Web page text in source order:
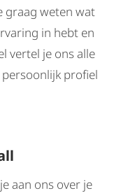
graag weten wat
in hebt en
vertel je ons alle
profiel
aan ons over je